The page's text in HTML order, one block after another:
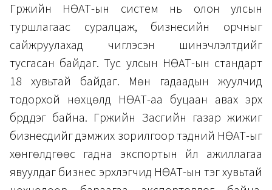
Гүржийн НӨАТ-ын систем нь олон улсын
туршлагаас суралцаж, бизнесийн орчныг
сайжруулахад чиглэсэн шинэчлэлтүүдийг
тусгасан байдаг. Тус улсын НӨАТ-ын стандарт
18 хувьтай байдаг. Мөн гадаадын жуулчид
тодорхой нөхцөлд НӨАТ-аа буцаан авах эрх
бүрддэг байна. Гүржийн Засгийн газар жижиг
бизнесүүдийг дэмжих зорилгоор тэдний НӨАТ-ыг
хөнгөлдгөөс гадна экспортын үйл ажиллагаа
явуулдаг бизнес эрхлэгчид НӨАТ-ын тэг хувьтай